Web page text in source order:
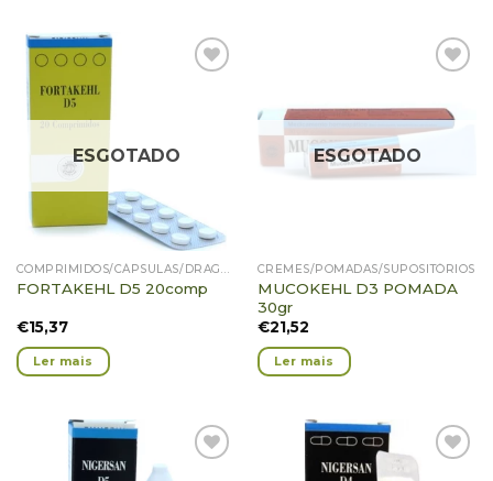
ESGOTADO
COMPRIMIDOS/CÁPSULAS/DRAGEIAS/GRÂNULOS
FORTAKEHL D5 20comp
€15,37
Ler mais
Favoritos
ESGOTADO
CREMES/POMADAS/SUPOSITÓRIOS
MUCOKEHL D3 POMADA
30gr
€21,52
Ler mais